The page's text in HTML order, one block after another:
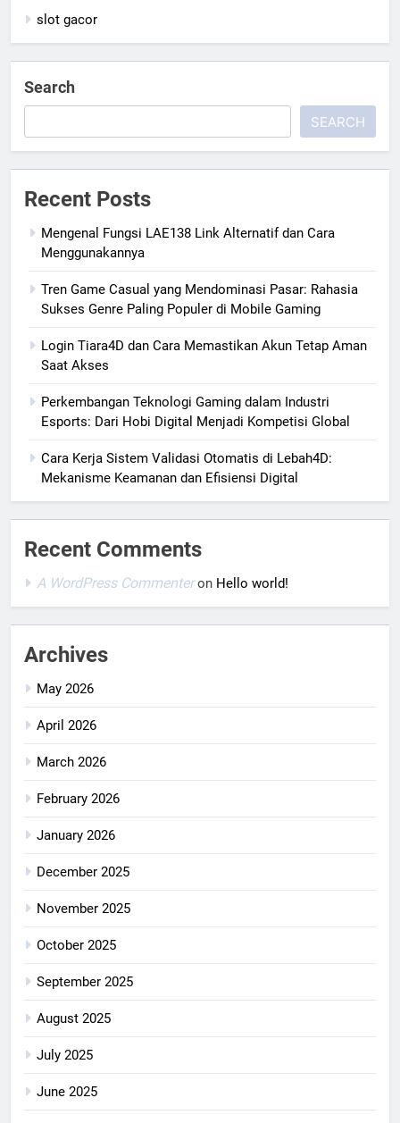
slot gacor
Search
SEARCH
Recent Posts
Mengenal Fungsi LAE138 Link Alternatif dan Cara
Menggunakannya
Tren Game Casual yang Mendominasi Pasar: Rahasia
Sukses Genre Paling Populer di Mobile Gaming
Login Tiara4D dan Cara Memastikan Akun Tetap Aman
Saat Akses
Perkembangan Teknologi Gaming dalam Industri
Esports: Dari Hobi Digital Menjadi Kompetisi Global
Cara Kerja Sistem Validasi Otomatis di Lebah4D:
Mekanisme Keamanan dan Efisiensi Digital
Recent Comments
A WordPress Commenteron Hello world!
Archives
May 2026
April 2026
March 2026
February 2026
January 2026
December 2025
November 2025
October 2025
September 2025
August 2025
July 2025
June 2025